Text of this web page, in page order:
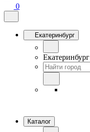
0
Екатеринбург
Екатеринбург
Каталог